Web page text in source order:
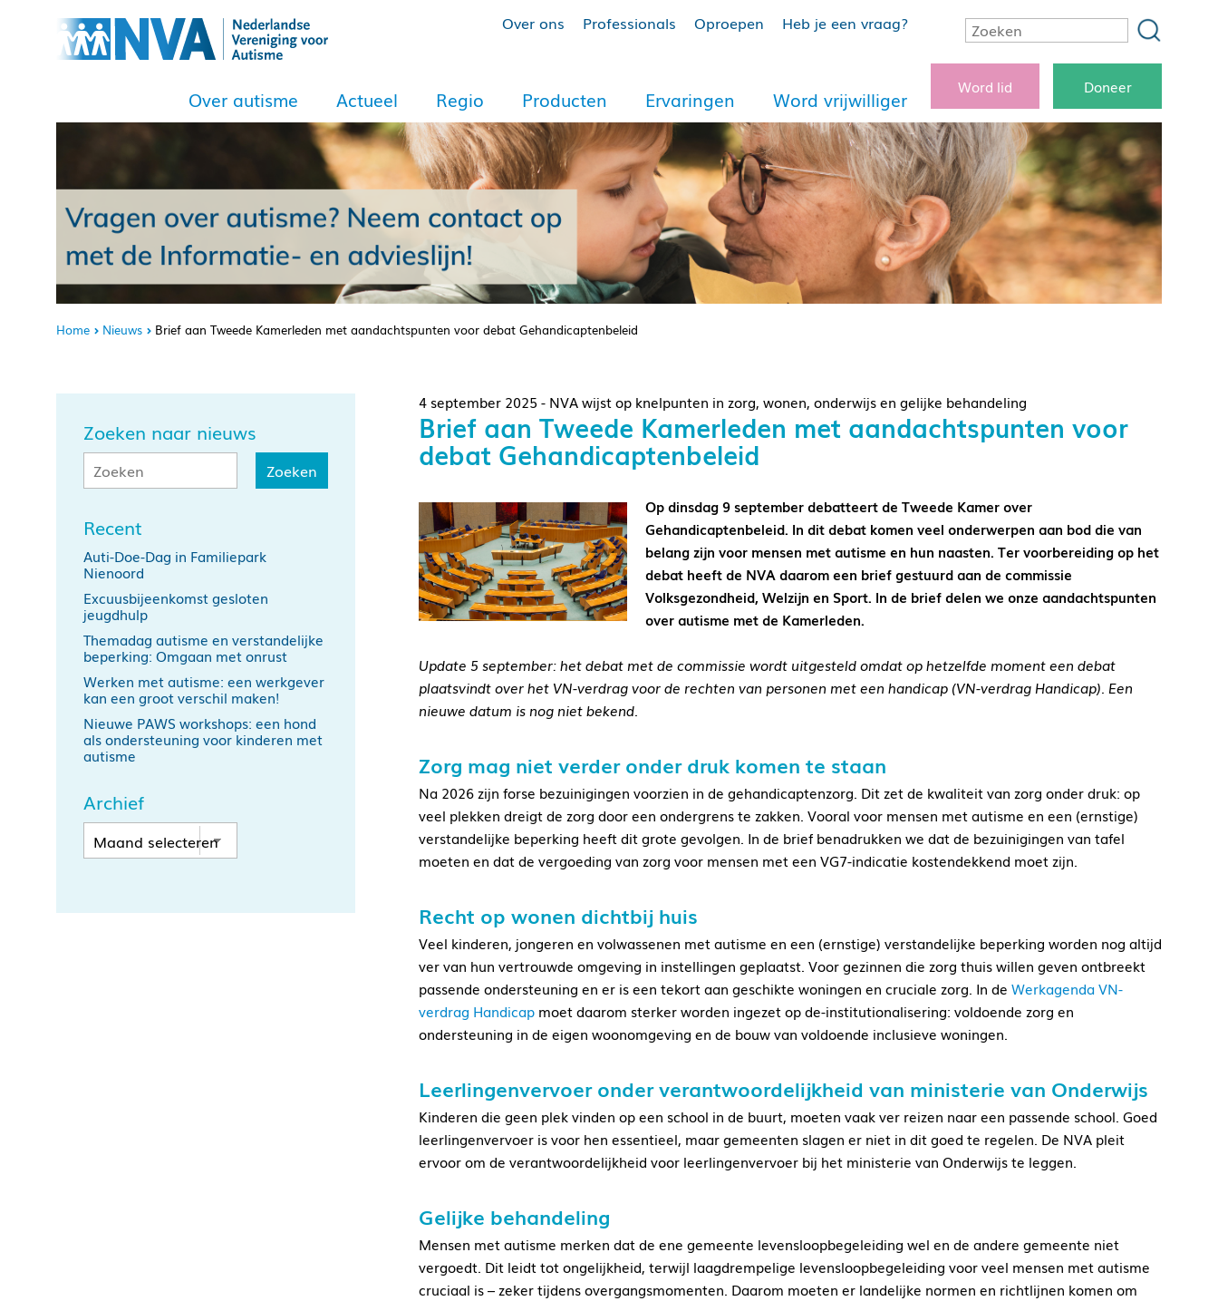
Over ons Professionals Oproepen Heb je een vraag?
Over autisme Actueel Regio Producten Ervaringen Word vrijwilliger
Word lid Doneer
Home Nieuws Brief aan Tweede Kamerleden met aandachtspunten voor debat Gehandicaptenbeleid
Zoeken naar nieuws
Recent
Auti-Doe-Dag in Familiepark
Nienoord
Excuusbijeenkomst gesloten
jeugdhulp
Themadag autisme en verstandelijke
beperking: Omgaan met onrust
Werken met autisme: een werkgever
kan een groot verschil maken!
Nieuwe PAWS workshops: een hond
als ondersteuning voor kinderen met
autisme
Archief
4 september 2025 - NVA wijst op knelpunten in zorg, wonen, onderwijs en gelijke behandeling
Brief aan Tweede Kamerleden met aandachtspunten voor
debat Gehandicaptenbeleid
Op dinsdag 9 september debatteert de Tweede Kamer over
Gehandicaptenbeleid. In dit debat komen veel onderwerpen aan bod die van
belang zijn voor mensen met autisme en hun naasten. Ter voorbereiding op het
debat heeft de NVA daarom een brief gestuurd aan de commissie
Volksgezondheid, Welzijn en Sport. In de brief delen we onze aandachtspunten
over autisme met de Kamerleden.
Update 5 september: het debat met de commissie wordt uitgesteld omdat op hetzelfde moment een debat
plaatsvindt over het VN-verdrag voor de rechten van personen met een handicap (VN-verdrag Handicap). Een
nieuwe datum is nog niet bekend.
Zorg mag niet verder onder druk komen te staan
Na 2026 zijn forse bezuinigingen voorzien in de gehandicaptenzorg. Dit zet de kwaliteit van zorg onder druk: op
veel plekken dreigt de zorg door een ondergrens te zakken. Vooral voor mensen met autisme en een (ernstige)
verstandelijke beperking heeft dit grote gevolgen. In de brief benadrukken we dat de bezuinigingen van tafel
moeten en dat de vergoeding van zorg voor mensen met een VG7-indicatie kostendekkend moet zijn.
Recht op wonen dichtbij huis
Veel kinderen, jongeren en volwassenen met autisme en een (ernstige) verstandelijke beperking worden nog altijd
ver van hun vertrouwde omgeving in instellingen geplaatst. Voor gezinnen die zorg thuis willen geven ontbreekt
passende ondersteuning en er is een tekort aan geschikte woningen en cruciale zorg. In de Werkagenda VN-
verdrag Handicap moet daarom sterker worden ingezet op de-institutionalisering: voldoende zorg en
ondersteuning in de eigen woonomgeving en de bouw van voldoende inclusieve woningen.
Leerlingenvervoer onder verantwoordelijkheid van ministerie van Onderwijs
Kinderen die geen plek vinden op een school in de buurt, moeten vaak ver reizen naar een passende school. Goed
leerlingenvervoer is voor hen essentieel, maar gemeenten slagen er niet in dit goed te regelen. De NVA pleit
ervoor om de verantwoordelijkheid voor leerlingenvervoer bij het ministerie van Onderwijs te leggen.
Gelijke behandeling
Mensen met autisme merken dat de ene gemeente levensloopbegeleiding wel en de andere gemeente niet
vergoedt. Dit leidt tot ongelijkheid, terwijl laagdrempelige levensloopbegeleiding voor veel mensen met autisme
cruciaal is – zeker tijdens overgangsmomenten. Daarom moeten er landelijke normen en richtlijnen komen om